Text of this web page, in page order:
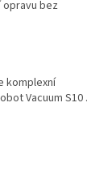
bez
komplexní
Vacuum S10 .